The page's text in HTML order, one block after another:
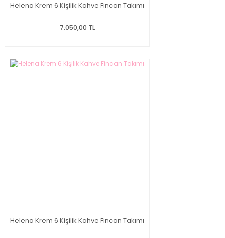
Helena Krem 6 Kişilik Kahve Fincan Takımı
7.050,00 TL
Helena Krem 6 Kişilik Kahve Fincan Takımı